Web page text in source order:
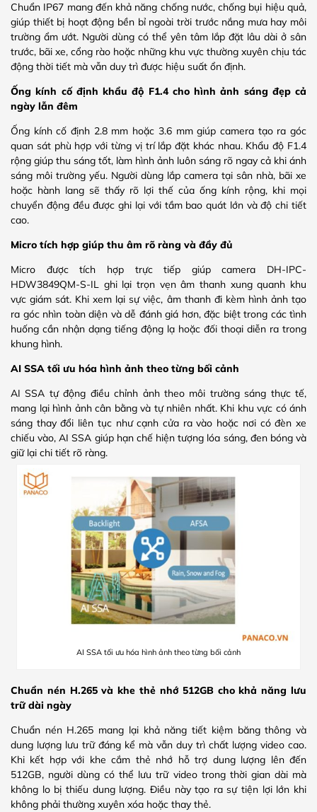
Chuẩn IP67 mang đến khả năng chống nước, chống bụi hiệu quả,
giúp thiết bị hoạt động bền bỉ ngoài trời trước nắng mưa hay môi
trường ẩm ướt. Người dùng có thể yên tâm lắp đặt lâu dài ở sân
trước, bãi xe, cổng rào hoặc những khu vực thường xuyên chịu tác
động thời tiết mà vẫn duy trì được hiệu suất ổn định.
Ống kính cố định khẩu độ F1.4 cho hình ảnh sáng đẹp cả
ngày lẫn đêm
Ống kính cố định 2.8 mm hoặc 3.6 mm giúp camera tạo ra góc
quan sát phù hợp với từng vị trí lắp đặt khác nhau. Khẩu độ F1.4
rộng giúp thu sáng tốt, làm hình ảnh luôn sáng rõ ngay cả khi ánh
sáng môi trường yếu. Người dùng lắp camera tại sân nhà, bãi xe
hoặc hành lang sẽ thấy rõ lợi thế của ống kính rộng, khi mọi
chuyển động đều được ghi lại với tầm bao quát lớn và độ chi tiết
cao.
Micro tích hợp giúp thu âm rõ ràng và đầy đủ
Micro được tích hợp trực tiếp giúp camera DH-IPC-
HDW3849QM-S-IL ghi lại trọn vẹn âm thanh xung quanh khu
vực giám sát. Khi xem lại sự việc, âm thanh đi kèm hình ảnh tạo
ra góc nhìn toàn diện và dễ đánh giá hơn, đặc biệt trong các tình
huống cần nhận dạng tiếng động lạ hoặc đối thoại diễn ra trong
khung hình.
AI SSA tối ưu hóa hình ảnh theo từng bối cảnh
AI SSA tự động điều chỉnh ảnh theo môi trường sáng thực tế,
mang lại hình ảnh cân bằng và tự nhiên nhất. Khi khu vực có ánh
sáng thay đổi liên tục như cạnh cửa ra vào hoặc nơi có đèn xe
chiếu vào, AI SSA giúp hạn chế hiện tượng lóa sáng, đen bóng và
giữ lại chi tiết rõ ràng.
AI SSA tối ưu hóa hình ảnh theo từng bối cảnh
Chuẩn nén H.265 và khe thẻ nhớ 512GB cho khả năng lưu
trữ dài ngày
Chuẩn nén H.265 mang lại khả năng tiết kiệm băng thông và
dung lượng lưu trữ đáng kể mà vẫn duy trì chất lượng video cao.
Khi kết hợp với khe cắm thẻ nhớ hỗ trợ dung lượng lên đến
512GB, người dùng có thể lưu trữ video trong thời gian dài mà
không lo bị thiếu dung lượng. Điều này tạo ra sự tiện lợi lớn khi
không phải thường xuyên xóa hoặc thay thẻ.